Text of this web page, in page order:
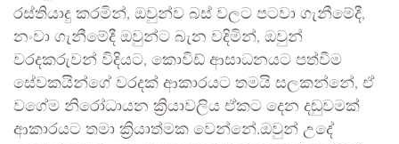
රස්තියාදු කරමින්, ඔවුන්ව බස් වලට පටවා ගැනීමේදී,
නංවා ගැනීමේදී ඔවුන්ට බැන වදිමින්, ඔවුන්
වරදකරුවන් විදියට, කොවිඩ් ආසාධනයට පත්වීම
සේවකයින්ගේ වරදක් ආකාරයට තමයි සලකන්නේ, ඒ
වගේම නිරෝධායන ක්‍රියාවලිය ඒකට දෙන දඬුවමක්
ආකාරයට තමා ක්‍රියාත්මක වෙන්නේ.ඔවුන් උදේ